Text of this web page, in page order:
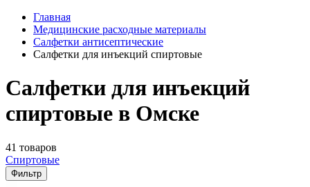
Главная
Медицинские расходные материалы
Салфетки антисептические
Салфетки для инъекций спиртовые
Салфетки для инъекций
спиртовые в Омске
41 товаров
Спиртовые
Фильтр